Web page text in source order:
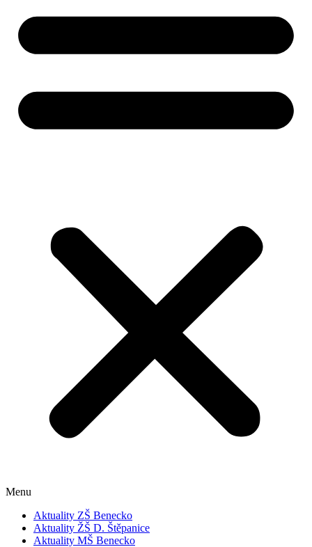
Menu
Aktuality ZŠ Benecko
Aktuality ŽŠ D. Štěpanice
Aktuality MŠ Benecko